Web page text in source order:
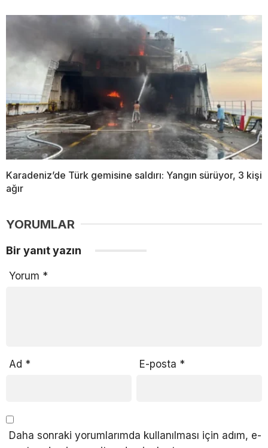
Karadeniz’de Türk gemisine saldırı: Yangın sürüyor, 3 kişi
ağır
YORUMLAR
Bir yanıt yazın
Yorum *
Ad * E-posta *
Daha sonraki yorumlarımda kullanılması için adım, e-